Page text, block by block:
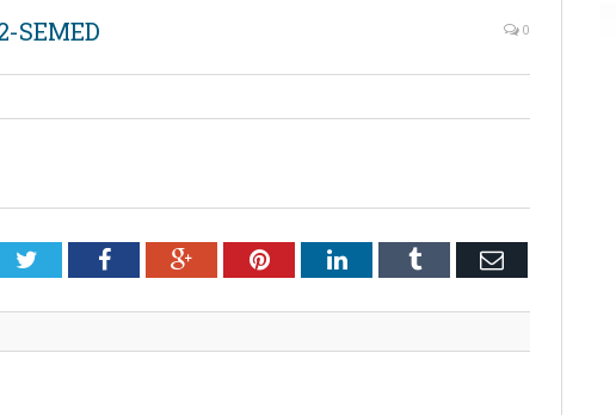
SEMED 0
TwitterFacebookGoogle+PinterestLinkedInTumblr Email